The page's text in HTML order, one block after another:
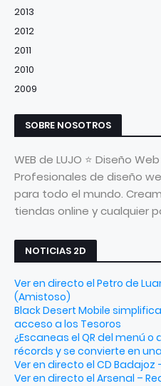
2013
2012
2011
2010
2009
SOBRE NOSOTROS
WEB de LUJO ⭐ Diseño
Profesionales de diseño
para todo el mundo.
tiendas online y cualquier
NOTICIAS 2D
Ver en directo el Petro de
(Amistoso)
Black Desert Mobile
acceso a los Tesoros
¿Escaneas el QR del menú
récords y se convierte en
Ver en directo el CD Badajoz
Ver en directo el Arsenal –